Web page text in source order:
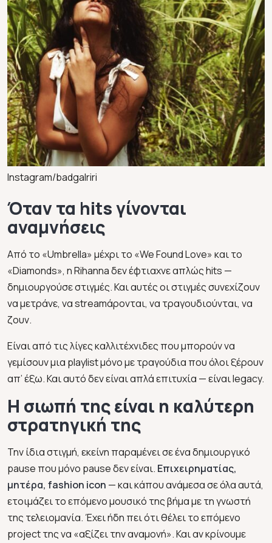
Instagram/badgalriri
Όταν τα hits γίνονται
αναμνήσεις
Από το «Umbrella» μέχρι το «We Found Love» και το
«Diamonds», η Rihanna δεν έφτιαχνε απλώς hits —
δημιουργούσε στιγμές. Και αυτές οι στιγμές συνεχίζουν
να μετράνε, να streamάρονται, να τραγουδιούνται, να
ζουν.
Είναι από τις λίγες καλλιτέχνιδες που μπορούν να
γεμίσουν μια playlist μόνο με τραγούδια που όλοι ξέρουν
απ’ έξω. Και αυτό δεν είναι απλά επιτυχία — είναι legacy.
Η σιωπή της είναι η καλύτερη
στρατηγική της
Την ίδια στιγμή, εκείνη παραμένει σε ένα δημιουργικό
pause που μόνο pause δεν είναι. Επιχειρηματίας,
μητέρα, fashion icon — και κάπου ανάμεσα σε όλα αυτά,
ετοιμάζει το επόμενο μουσικό της βήμα με τη γνωστή
της τελειομανία. Έχει ήδη πει ότι θέλει το επόμενο
project της να «αξίζει την αναμονή». Και αν κρίνουμε